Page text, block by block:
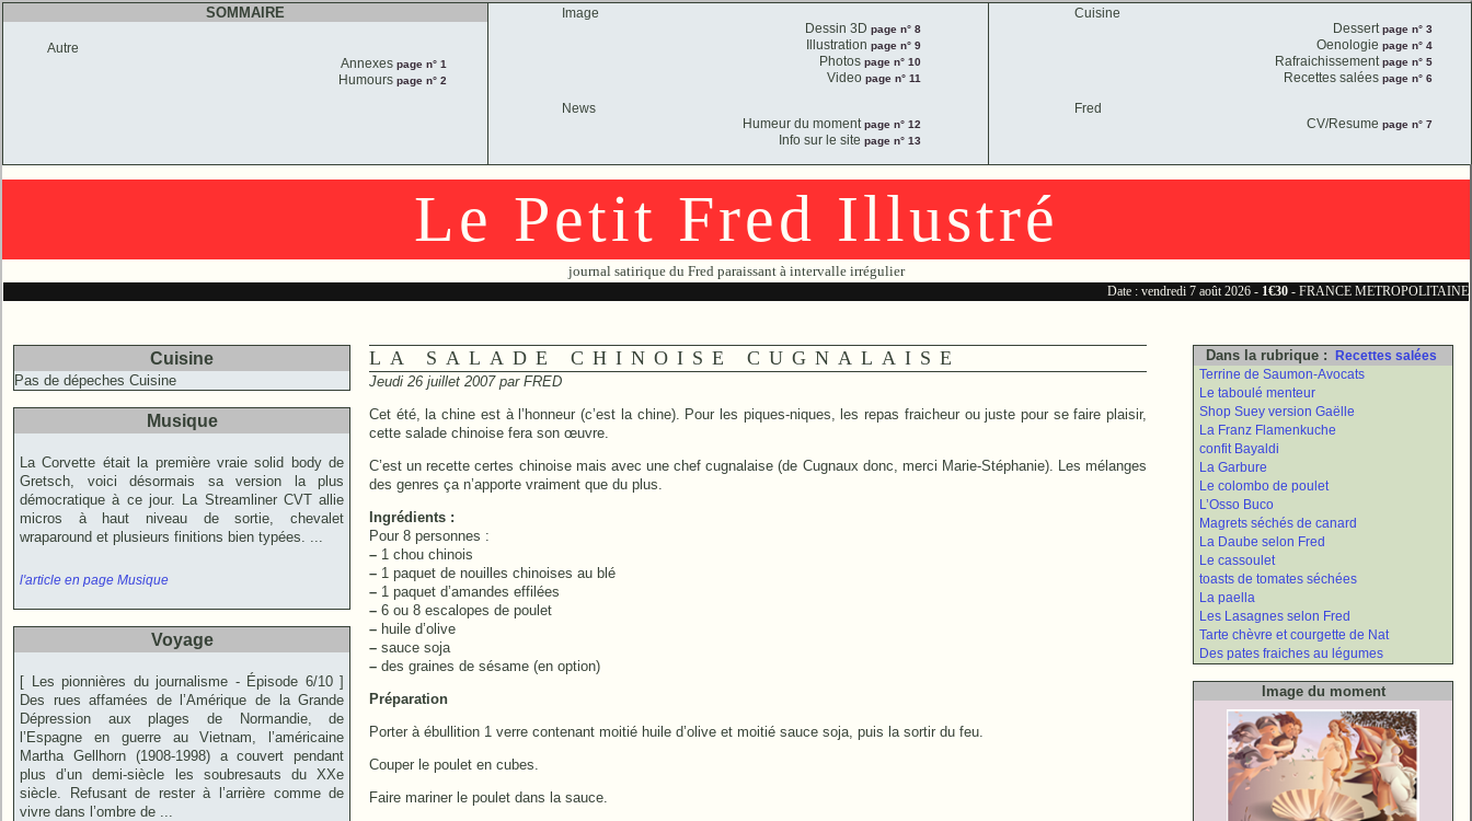
SOMMAIRE
Autre
Annexespage n° 1
Humourspage n° 2
Cuisine
Dessert page n° 3
Oenologie page n° 4
Rafraichissement page n° 5
Recettes salées page n° 6
Fred
CV/Resume page n° 7
Image
Dessin 3D page n° 8
Illustration page n° 9
Photospage n° 10
Videopage n° 11
News
Humeur du momentpage n° 12
Info sur le site page n° 13
Le Petit Fred Illustré
journal satirique du Fred paraissant à intervalle irrégulier
Date : vendredi 7 août 2026 - 1€30 - FRANCE METROPOLITAINE
Cuisine
Pas de dépeches Cuisine
Musique
La Corvette était la première vraie solid body de
Gretsch, voici désormais sa version la plus
démocratique à ce jour. La Streamliner CVT allie
micros à haut niveau de sortie, chevalet
wraparound et plusieurs finitions bien typées. ...
l'article en page Musique
Voyage
[ Les pionnières du journalisme - Épisode 6/10 ]
Des rues affamées de l’Amérique de la Grande
Dépression aux plages de Normandie, de
l’Espagne en guerre au Vietnam, l’américaine
Martha Gellhorn (1908-1998) a couvert pendant
plus d’un demi-siècle les soubresauts du XXe
siècle. Refusant de rester à l’arrière comme de
vivre dans l’ombre de ...
Dans la rubrique :
Recettes salées
Terrine de Saumon-Avocats
Le taboulé menteur
Shop Suey version Gaëlle
La Franz Flamenkuche
confit Bayaldi
La Garbure
Le colombo de poulet
L’Osso Buco
Magrets séchés de canard
La Daube selon Fred
Le cassoulet
toasts de tomates séchées
La paella
Les Lasagnes selon Fred
Tarte chèvre et courgette de Nat
Des pates fraiches au légumes
Image du moment
LA SALADE CHINOISE CUGNALAISE
Jeudi 26 juillet 2007 par FRED
Cet été, la chine est à l’honneur (c’est la chine). Pour les piques-niques, les repas fraicheur ou juste pour se faire plaisir,
cette salade chinoise fera son œuvre.
C’est un recette certes chinoise mais avec une chef cugnalaise (de Cugnaux donc, merci Marie-Stéphanie). Les mélanges
des genres ça n’apporte vraiment que du plus.
Ingrédients :
Pour 8 personnes :
– 1 chou chinois
– 1 paquet de nouilles chinoises au blé
– 1 paquet d’amandes effilées
– 6 ou 8 escalopes de poulet
– huile d’olive
– sauce soja
– des graines de sésame (en option)
Préparation
Porter à ébullition 1 verre contenant moitié huile d’olive et moitié sauce soja, puis la sortir du feu.
Couper le poulet en cubes.
Faire mariner le poulet dans la sauce.